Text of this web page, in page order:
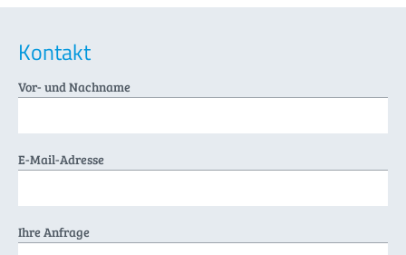
Kontakt
Vor- und Nachname
E-Mail-Adresse
Ihre Anfrage